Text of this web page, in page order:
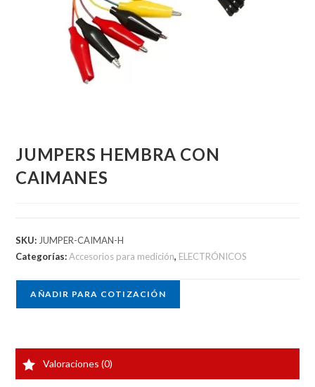
JUMPERS HEMBRA CON
CAIMANES
SKU: JUMPER-CAIMAN-H
Categorías:Accesorios para medición, ELECTRÓNICOS
AÑADIR PARA COTIZACIÓN
Valoraciones (0)